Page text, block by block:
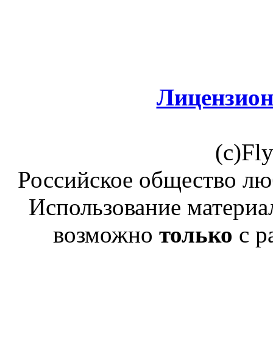
Российское общество
Использование
возможно только с